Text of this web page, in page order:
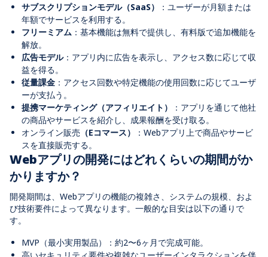
サブスクリプションモデル（SaaS）
：ユーザーが月額または
年額でサービスを利用する。
フリーミアム ：基本機能は無料で提供し、有料版で追加機能を
解放。
広告モデル：アプリ内に広告を表示し、アクセス数に応じて収
益を得る。
従量課金 ：アクセス回数や特定機能の使用回数に応じてユーザ
ーが支払う。
提携マーケティング（アフィリエイト ）
：アプリを通じて他社
の商品やサービスを紹介し、成果報酬を受け取る。
オンライン販売 （Eコマース）
：Webアプリ上で商品やサービ
スを直接販売する。
Webアプリの開発にはどれくらいの期間がか
かりますか？
開発期間は、Webアプリの機能の複雑さ、システムの規模、およ
び技術要件によって異なります。一般的な目安は以下の通りで
す。
MVP（最小実用製品）：約2〜6ヶ月で完成可能。